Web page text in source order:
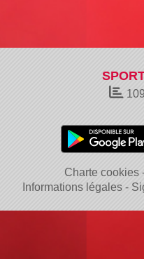
Charte cookies
Informations légales